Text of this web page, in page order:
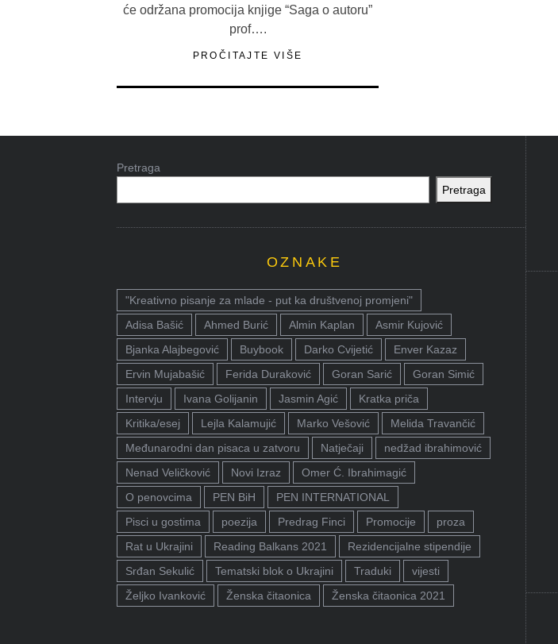
će održana promocija knjige “Saga o autoru”
prof….
PROČITAJTE VIŠE
Pretraga
Pretraga
OZNAKE
"Kreativno pisanje za mlade - put ka društvenoj promjeni"
Adisa Bašić
Ahmed Burić Almin Kaplan
Asmir Kujović
Bjanka Alajbegović
Buybook Darko Cvijetić
Enver Kazaz
Ervin Mujabašić
Ferida Duraković Goran Sarić
Goran Simić
Intervju
Ivana Golijanin Jasmin Agić
Kratka priča
Kritika/esej
Lejla Kalamujić Marko Vešović
Melida Travančić
Međunarodni dan pisaca u zatvoru
Natječaji
nedžad ibrahimović
Nenad Veličković
Novi Izraz
Omer Ć. Ibrahimagić
O penovcima
PEN BiH
PEN INTERNATIONAL
Pisci u gostima
poezija Predrag Finci Promocije
proza
Rat u Ukrajini
Reading Balkans 2021
Rezidencijalne stipendije
Srđan Sekulić
Tematski blok o Ukrajini Traduki
vijesti
Željko Ivanković
Ženska čitaonica Ženska čitaonica 2021